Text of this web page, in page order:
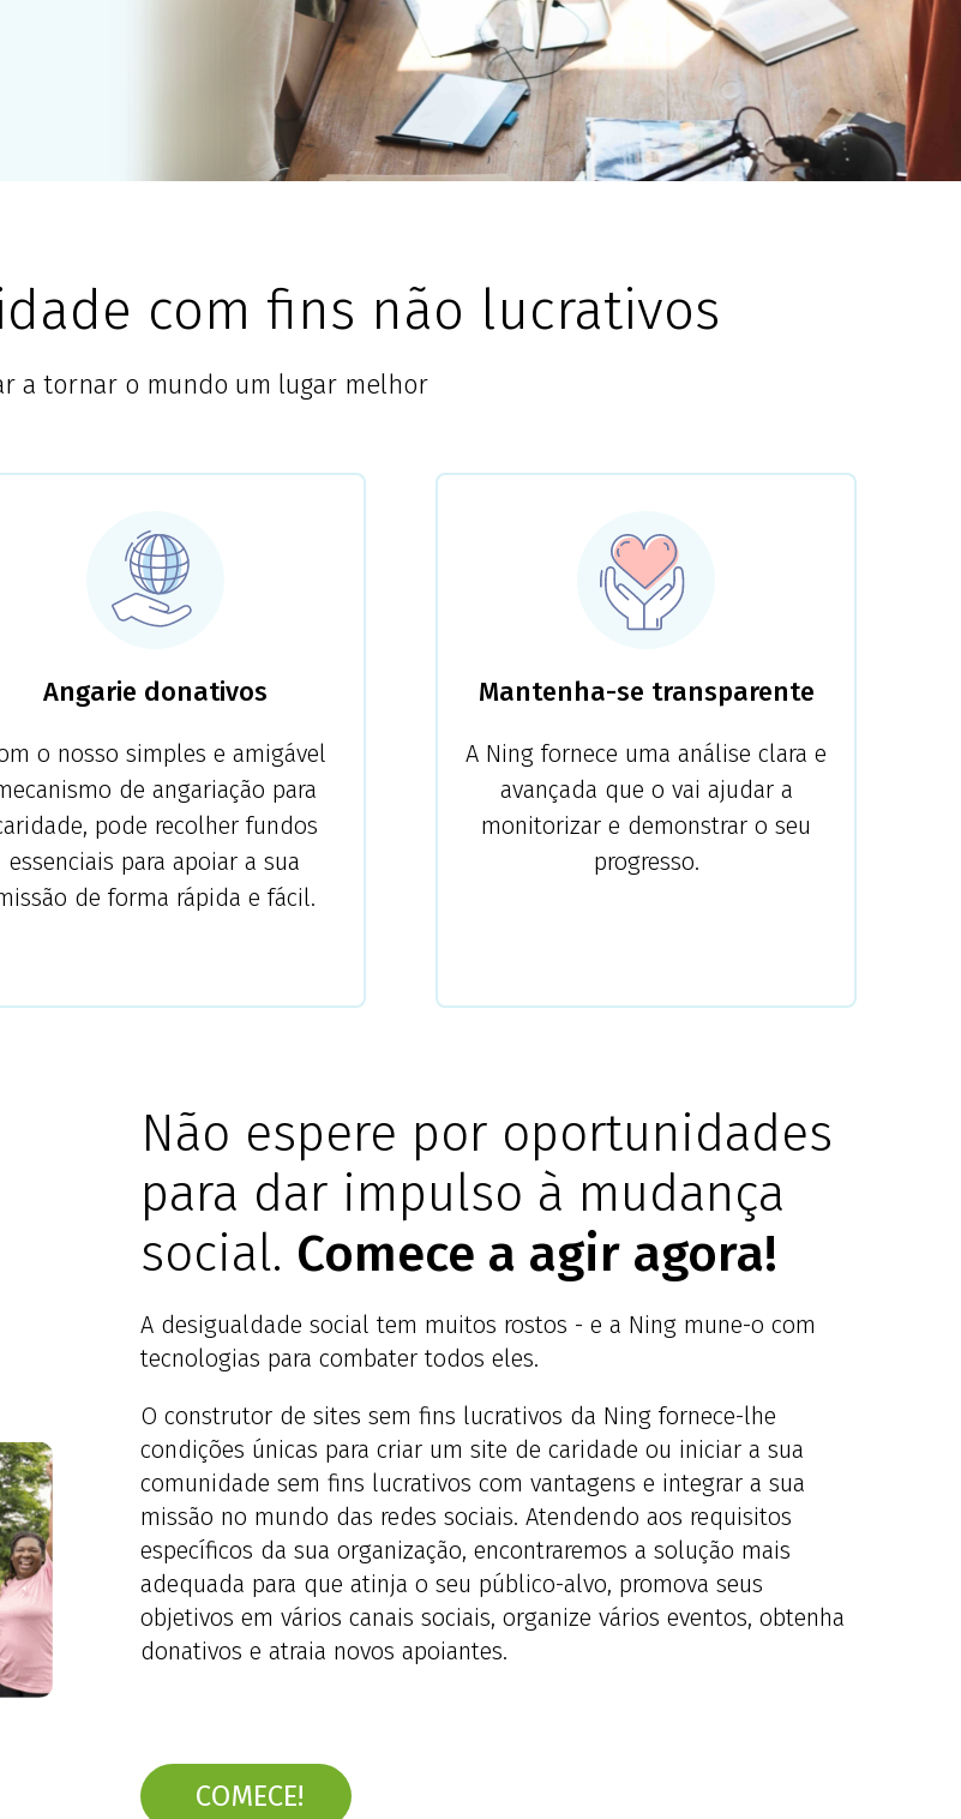
com fins não lucrativos
a tornar o mundo um lugar melhor
Angarie donativos
o nosso simples e amigável
de angariação para
pode recolher fundos
essenciais para apoiar a sua
de forma rápida e fácil.
Mantenha-se transparente
A Ning fornece uma análise clara e
avançada que o vai ajudar a
monitorizar e demonstrar o seu
progresso.
Não espere por oportunidades
para dar impulso à mudança
social. Comece a agir agora!
A desigualdade social tem muitos rostos - e a Ning mune-o com
tecnologias para combater todos eles.
O construtor de sites sem fins lucrativos da Ning fornece-lhe
condições únicas para criar um site de caridade ou iniciar a sua
comunidade sem fins lucrativos com vantagens e integrar a sua
missão no mundo das redes sociais. Atendendo aos requisitos
específicos da sua organização, encontraremos a solução mais
adequada para que atinja o seu público-alvo, promova seus
objetivos em vários canais sociais, organize vários eventos, obtenha
donativos e atraia novos apoiantes.
COMECE!